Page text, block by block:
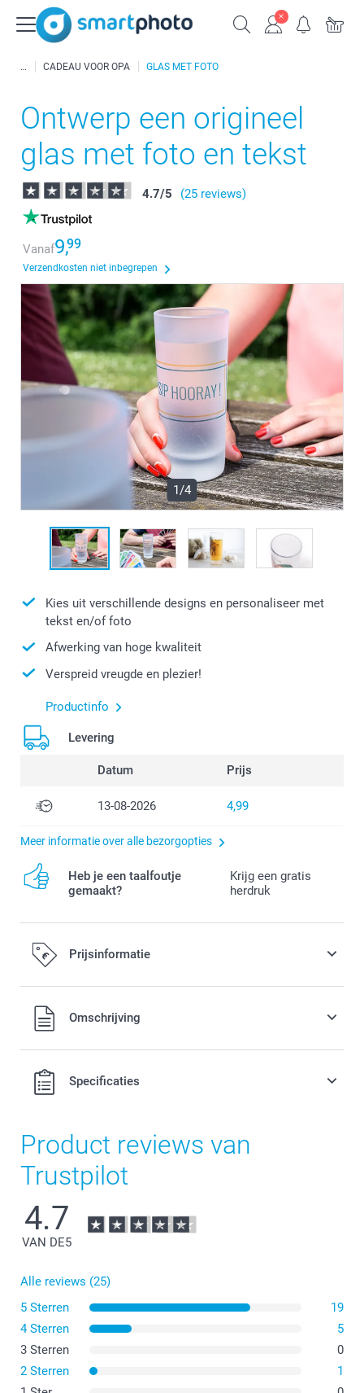
CADEAU VOOR OPA GLAS MET FOTO
Ontwerp een origineel
glas met foto en tekst
4.7/5 (25 reviews)
Vanaf9,99
Verzendkosten niet inbegrepen
1/4
Kies uit verschillende designs en personaliseer met
tekst en/of foto
Afwerking van hoge kwaliteit
Verspreid vreugde en plezier!
Productinfo
Levering
Datum Prijs
13-08-2026 4,99
Meer informatie over alle bezorgopties
Heb je een taalfoutje
gemaakt?
Krijg een gratis
herdruk
Prijsinformatie
Alle prijzen zijn in EURO (€) inclusief BTW en exclusief
verzendkosten.Omschrijving
Specificaties
Product reviews van
Trustpilot
4.7
VAN DE5
Alle reviews (25)
5 Sterren
19
4 Sterren
5
3 Sterren
0
2 Sterren
1